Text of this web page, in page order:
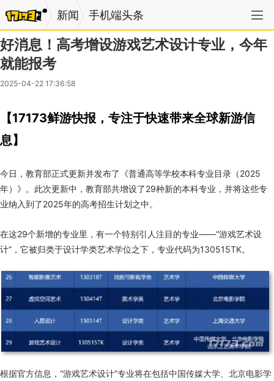
新闻 手机端头条
好消息！高考增设游戏艺术设计专业，今年
就能报考
2025-04-22 17:36:58
【17173鲜游快报，专注于快速带来全球新游信
息】
今日，教育部正式更新并发布了《普通高等学校本科专业目录（2025
年）》。此次更新中，教育部共增设了29种新的本科专业，并将这些专
业纳入到了2025年的高考招生计划之中。
在这29个新增的专业里，有一个特别引人注目的专业——“游戏艺术设
计”，它被归类于设计学类艺术学位之下，专业代码为130515TK。
根据官方信息，“游戏艺术设计”专业将在包括中国传媒大学、北京电影学